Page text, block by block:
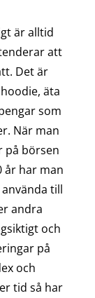
är alltid
att
Det är
äta
som
När man
på börsen
år har man
till
andra
och
på
och
tid så har